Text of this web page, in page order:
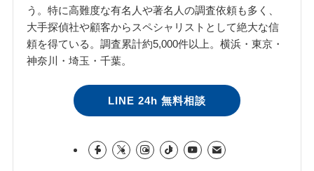
う。特に高難度な有名人や著名人の調査依頼も多く、
大手探偵社や顧客からスペシャリストとして絶大な信
頼を得ている。調査累計約5,000件以上。横浜・東京・
神奈川・埼玉・千葉。
LINE 24h 無料相談